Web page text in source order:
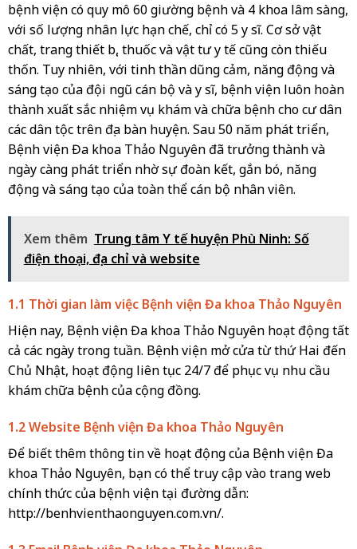
bệnh viện có quy mô 60 giường bệnh và 4 khoa lâm sàng,
với số lượng nhân lực hạn chế, chỉ có 5 y sĩ. Cơ sở vật
chất, trang thiết bị, thuốc và vật tư y tế cũng còn thiếu
thốn. Tuy nhiên, với tinh thần dũng cảm, năng động và
sáng tạo của đội ngũ cán bộ và y sĩ, bệnh viện luôn hoàn
thành xuất sắc nhiệm vụ khám và chữa bệnh cho cư dân
các dân tộc trên địa bàn huyện. Sau 50 năm phát triển,
Bệnh viện Đa khoa Thảo Nguyên đã trưởng thành và
ngày càng phát triển nhờ sự đoàn kết, gắn bó, năng
động và sáng tạo của toàn thể cán bộ nhân viên.
Xem thêm Trung tâm Y tế huyện Phù Ninh: Số
điện thoại, địa chỉ và website
1.1 Thời gian làm việc Bệnh viện Đa khoa Thảo Nguyên
Hiện nay, Bệnh viện Đa khoa Thảo Nguyên hoạt động tất
cả các ngày trong tuần. Bệnh viện mở cửa từ thứ Hai đến
Chủ Nhật, hoạt động liên tục 24/7 để phục vụ nhu cầu
khám chữa bệnh của cộng đồng.
1.2 Website Bệnh viện Đa khoa Thảo Nguyên
Để biết thêm thông tin về hoạt động của Bệnh viện Đa
khoa Thảo Nguyên, bạn có thể truy cập vào trang web
chính thức của bệnh viện tại đường dẫn:
http://benhvienthaonguyen.com.vn/.